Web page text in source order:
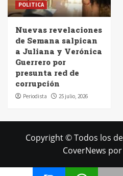
POLITICA
Nuevas revelaciones
de Semana salpican
a Juliana y Verónica
Guerrero por
presunta red de
corrupción
Periodista 25 julio, 2026
Copyright © Todos los
CoverNews por